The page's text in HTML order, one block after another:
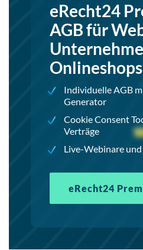
eRecht24
AGB für
Onlineshops
Individuelle AGB
Generator
Cookie Consent
Verträge
Live-Webinare
eRecht24